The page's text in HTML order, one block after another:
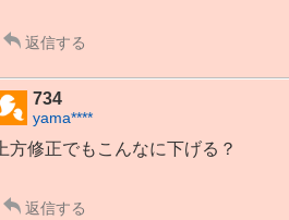
返信する
734
yama****
上方修正でもこんなに下げる？
返信する